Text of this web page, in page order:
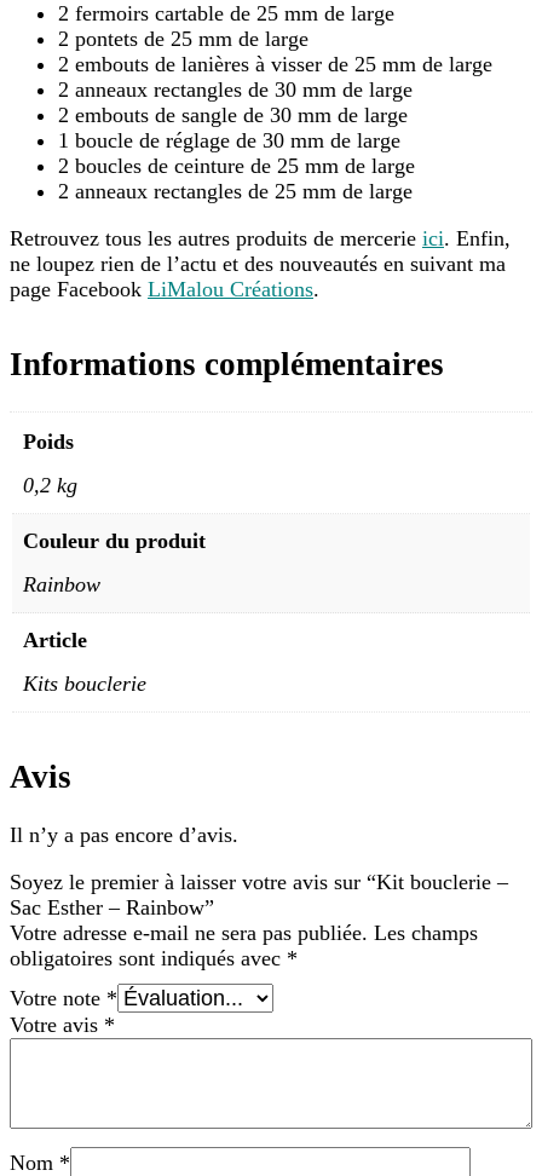
2 fermoirs cartable de 25 mm de large
2 pontets de 25 mm de large
2 embouts de lanières à visser de 25 mm de large
2 anneaux rectangles de 30 mm de large
2 embouts de sangle de 30 mm de large
1 boucle de réglage de 30 mm de large
2 boucles de ceinture de 25 mm de large
2 anneaux rectangles de 25 mm de large
Retrouvez tous les autres produits de mercerie ici. Enfin,
ne loupez rien de l’actu et des nouveautés en suivant ma
page Facebook LiMalou Créations.
Informations complémentaires
Poids
0,2 kg
Couleur du produit
Rainbow
Article
Kits bouclerie
Avis
Il n’y a pas encore d’avis.
Soyez le premier à laisser votre avis sur “Kit bouclerie –
Sac Esther – Rainbow”
Votre adresse e-mail ne sera pas publiée. Les champs
obligatoires sont indiqués avec *
Votre note *
Votre avis *
Nom *